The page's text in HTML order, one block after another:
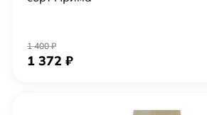
1 400₽
1 372 ₽